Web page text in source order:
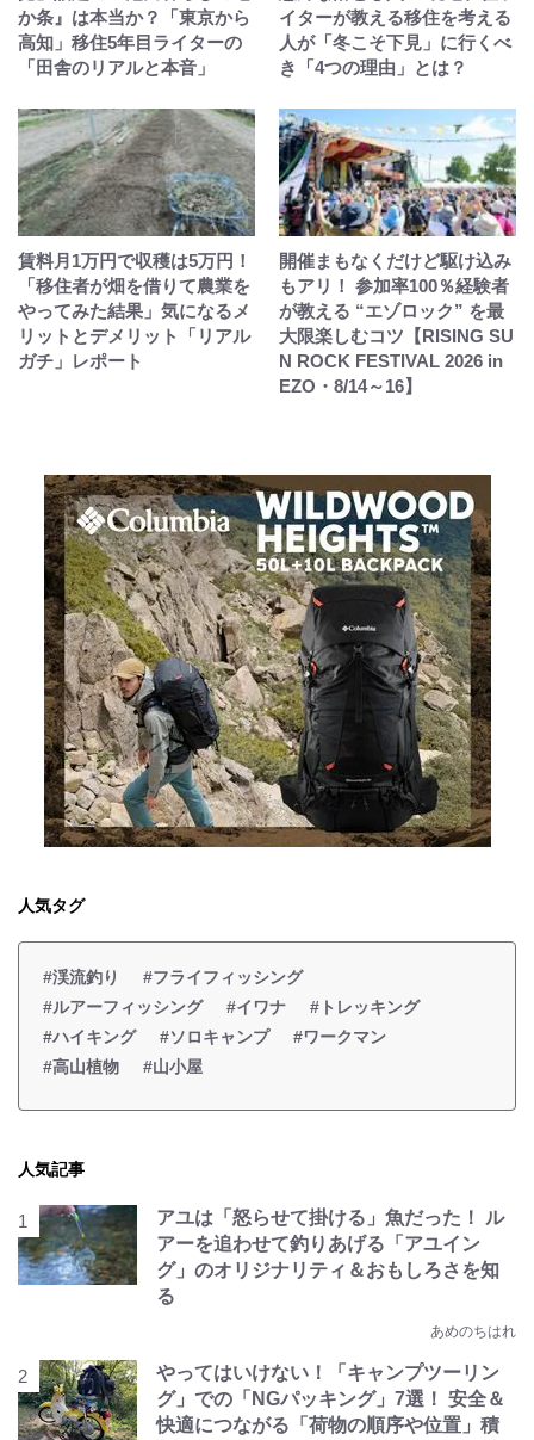
か条』は本当か？「東京から
高知」移住5年目ライターの
「田舎のリアルと本音」
イターが教える移住を考える
人が「冬こそ下見」に行くべ
き「4つの理由」とは？
賃料月1万円で収穫は5万円！
「移住者が畑を借りて農業を
やってみた結果」気になるメ
リットとデメリット「リアル
ガチ」レポート
開催まもなくだけど駆け込み
もアリ！ 参加率100％経験者
が教える “エゾロック” を最
大限楽しむコツ【RISING SU
N ROCK FESTIVAL 2026 in
EZO・8/14～16】
人気タグ
#渓流釣り
#フライフィッシング
#ルアーフィッシング
#イワナ
#トレッキング
#ハイキング
#ソロキャンプ
#ワークマン
#高山植物
#山小屋
人気記事
アユは「怒らせて掛ける」魚だった！ ル
アーを追わせて釣りあげる「アユイン
グ」のオリジナリティ＆おもしろさを知
る
あめのちはれ
やってはいけない！「キャンプツーリン
グ」での「NGパッキング」7選！ 安全＆
快適につながる「荷物の順序や位置」積